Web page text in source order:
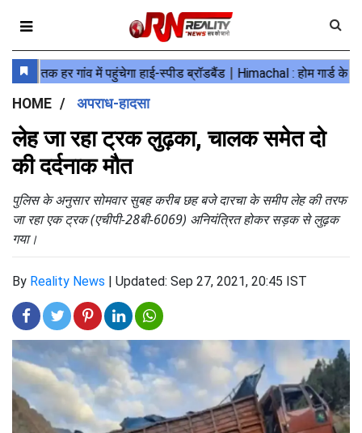
HOME अपराध-हादसा
लेह जा रहा ट्रक लुढ़का, चालक समेत दो
की दर्दनाक मौत
पुलिस के अनुसार सोमवार सुबह करीब छह बजे दारचा के समीप लेह की तरफ
जा रहा एक ट्रक (एचीपी-28बी-6069) अनियंत्रित होकर सड़क से लुढ़क
गया।
By Reality News | Updated: Sep 27, 2021, 20:45 IST